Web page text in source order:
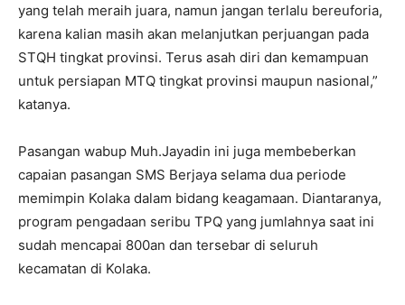
yang telah meraih juara, namun jangan terlalu bereuforia,
karena kalian masih akan melanjutkan perjuangan pada
STQH tingkat provinsi. Terus asah diri dan kemampuan
untuk persiapan MTQ tingkat provinsi maupun nasional,”
katanya.
Pasangan wabup Muh.Jayadin ini juga membeberkan
capaian pasangan SMS Berjaya selama dua periode
memimpin Kolaka dalam bidang keagamaan. Diantaranya,
program pengadaan seribu TPQ yang jumlahnya saat ini
sudah mencapai 800an dan tersebar di seluruh
kecamatan di Kolaka.